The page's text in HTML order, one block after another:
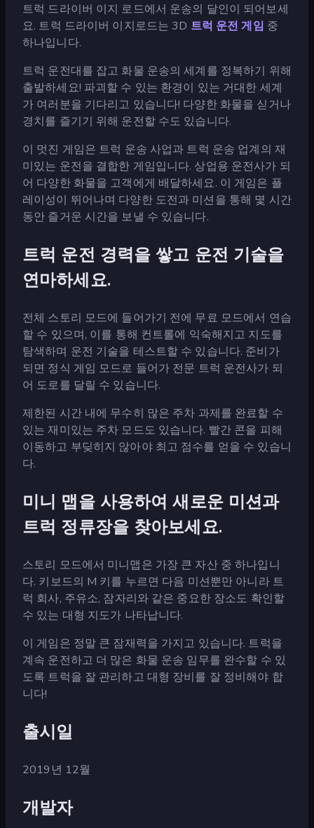
트럭 드라이버 이지 로드에서 운송의 달인이 되어보세
요. 트럭 드라이버 이지로드는 3D 트럭 운전 게임 중
하나입니다.
트럭 운전대를 잡고 화물 운송의 세계를 정복하기 위해
출발하세요! 파괴할 수 있는 환경이 있는 거대한 세계
가 여러분을 기다리고 있습니다! 다양한 화물을 싣거나
경치를 즐기기 위해 운전할 수도 있습니다.
이 멋진 게임은 트럭 운송 사업과 트럭 운송 업계의 재
미있는 운전을 결합한 게임입니다. 상업용 운전사가 되
어 다양한 화물을 고객에게 배달하세요. 이 게임은 플
레이성이 뛰어나며 다양한 도전과 미션을 통해 몇 시간
동안 즐거운 시간을 보낼 수 있습니다.
트럭 운전 경력을 쌓고 운전 기술을
연마하세요.
전체 스토리 모드에 들어가기 전에 무료 모드에서 연습
할 수 있으며, 이를 통해 컨트롤에 익숙해지고 지도를
탐색하며 운전 기술을 테스트할 수 있습니다. 준비가
되면 정식 게임 모드로 들어가 전문 트럭 운전사가 되
어 도로를 달릴 수 있습니다.
제한된 시간 내에 무수히 많은 주차 과제를 완료할 수
있는 재미있는 주차 모드도 있습니다. 빨간 콘을 피해
이동하고 부딪히지 않아야 최고 점수를 얻을 수 있습니
다.
미니 맵을 사용하여 새로운 미션과
트럭 정류장을 찾아보세요.
스토리 모드에서 미니맵은 가장 큰 자산 중 하나입니
다. 키보드의 M 키를 누르면 다음 미션뿐만 아니라 트
럭 회사, 주유소, 잠자리와 같은 중요한 장소도 확인할
수 있는 대형 지도가 나타납니다.
이 게임은 정말 큰 잠재력을 가지고 있습니다. 트럭을
계속 운전하고 더 많은 화물 운송 임무를 완수할 수 있
도록 트럭을 잘 관리하고 대형 장비를 잘 정비해야 합
니다!
출시일
2019년 12월
개발자